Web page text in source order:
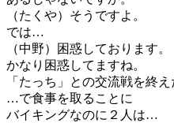
（たくや）そうですよ。
では…
（中野）困惑しております。
かなり困惑してますね。
「たっち」との交流戦を終
…で食事を取ることに
バイキングなのに２人は…